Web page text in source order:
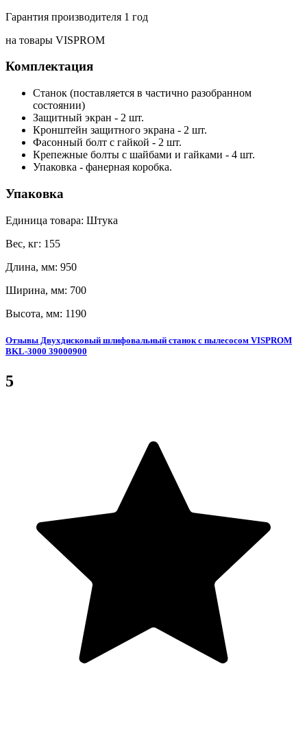
Гарантия производителя 1 год
на товары VISPROM
Комплектация
Станок (поставляется в частично разобранном
состоянии)
Защитный экран - 2 шт.
Кронштейн защитного экрана - 2 шт.
Фасонный болт с гайкой - 2 шт.
Крепежные болты с шайбами и гайками - 4 шт.
Упаковка - фанерная коробка.
Упаковка
Единица товара: Штука
Вес, кг: 155
Длина, мм: 950
Ширина, мм: 700
Высота, мм: 1190
Отзывы Двухдисковый шлифовальный станок с пылесосом VISPROM
BKL-3000 39000900
5